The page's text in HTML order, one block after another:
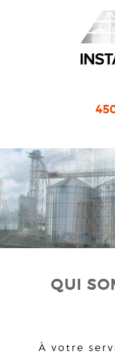
QUI
À votre